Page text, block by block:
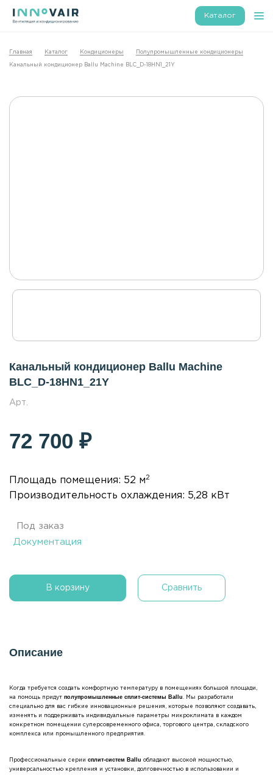
Каталог
Главная Каталог Кондиционеры Полупромышленные кондиционеры
Канальный кондиционер Ballu Machine BLC_D-18HN1_21Y
Канальный кондиционер Ballu Machine
BLC_D-18HN1_21Y
Арт.
72 700 ₽
Площадь помещения: 52 м2
Производительность охлаждения: 5,28 кВт
Под заказ
Документация
В корзину Сравнить
Описание
Когда требуется создать комфортную температуру в помещениях большой площади,
на помощь придут полупромышленные сплит-системы Ballu
. Мы разработали
специально для вас гибкие инновационные решения, которые позволяют создавать,
изменять и поддерживать индивидуальные параметры микроклимата в каждом
конкретном помещении суперсовременного офиса, торгового центра, складского
комплекса или промышленного предприятия.
Профессиональные серии сплит-систем Ballu обладают высокой мощностью,
универсальностью крепления и установки, долговечностью в использовании и